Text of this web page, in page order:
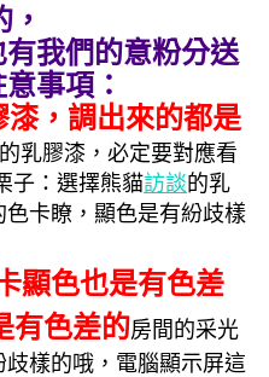
我們的意粉分送
事項：
漆，調出來的都是
乳膠漆，必定要對應看
子：選擇熊貓訪談的乳
卡瞭，顯色是有紛歧樣
顯色也是有色差
有色差的房間的采光
樣的哦，電腦顯示屏這